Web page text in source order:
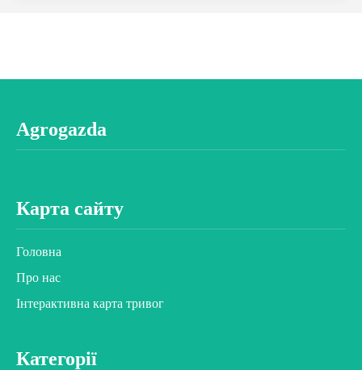
Agrogazda
Карта сайту
Головна
Про нас
Інтерактивна карта тривог
Категорії